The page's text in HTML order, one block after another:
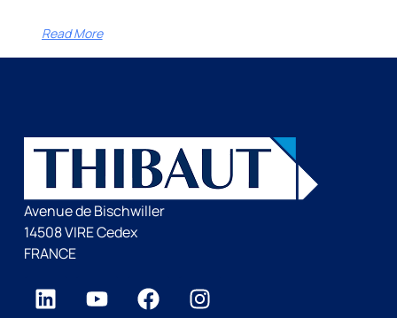
Read More
Avenue de Bischwiller
14508 VIRE Cedex
FRANCE